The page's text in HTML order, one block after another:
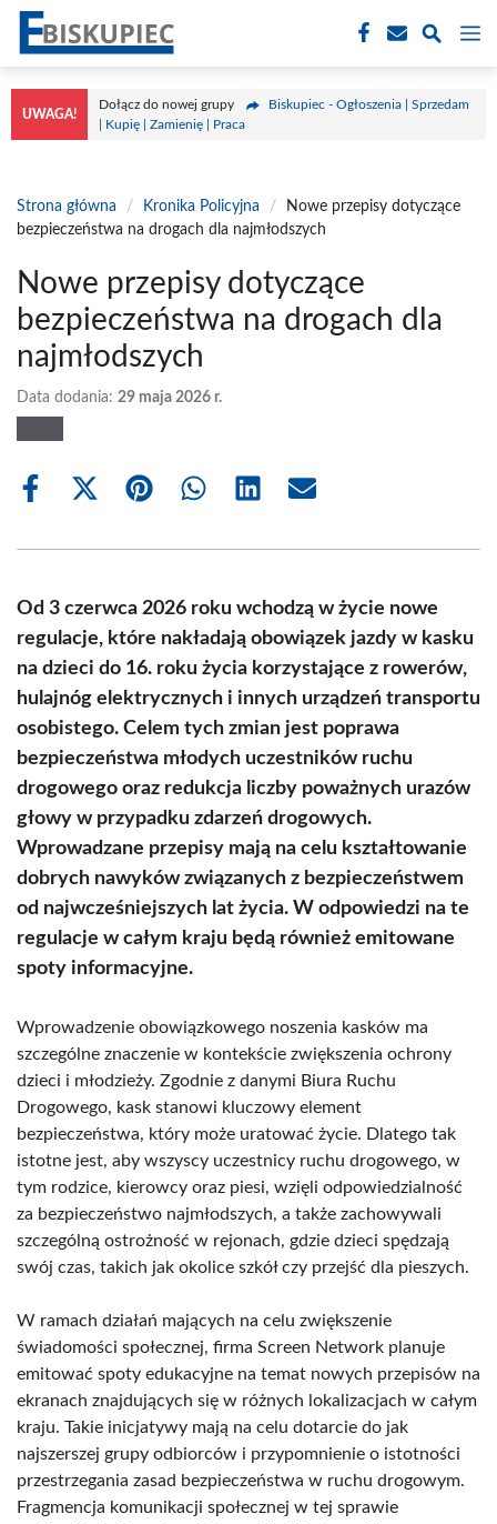
Przejdź
treści
UWAGA!
Dołącz do nowej grupy
Biskupiec - Ogłoszenia | Sprzedam
| Kupię | Zamienię | Praca
Strona główna / Kronika Policyjna /
Nowe przepisy dotyczące
bezpieczeństwa na drogach dla najmłodszych
Nowe przepisy dotyczące
bezpieczeństwa na drogach dla
najmłodszych
Data dodania: 29 maja 2026 r.
Share
Share
(Twitter)
Share Share Share Share
Od 3 czerwca 2026 roku wchodzą w życie nowe
regulacje, które nakładają obowiązek jazdy w kasku
na dzieci do 16. roku życia korzystające z rowerów,
hulajnóg elektrycznych i innych urządzeń transportu
osobistego. Celem tych zmian jest poprawa
bezpieczeństwa młodych uczestników ruchu
drogowego oraz redukcja liczby poważnych urazów
głowy w przypadku zdarzeń drogowych.
Wprowadzane przepisy mają na celu kształtowanie
dobrych nawyków związanych z bezpieczeństwem
od najwcześniejszych lat życia. W odpowiedzi na te
regulacje w całym kraju będą również emitowane
spoty informacyjne.
Wprowadzenie obowiązkowego noszenia kasków ma
szczególne znaczenie w kontekście zwiększenia ochrony
dzieci i młodzieży. Zgodnie z danymi Biura Ruchu
Drogowego, kask stanowi kluczowy element
bezpieczeństwa, który może uratować życie. Dlatego tak
istotne jest, aby wszyscy uczestnicy ruchu drogowego, w
tym rodzice, kierowcy oraz piesi, wzięli odpowiedzialność
za bezpieczeństwo najmłodszych, a także zachowywali
szczególną ostrożność w rejonach, gdzie dzieci spędzają
swój czas, takich jak okolice szkół czy przejść dla pieszych.
W ramach działań mających na celu zwiększenie
świadomości społecznej, firma Screen Network planuje
emitować spoty edukacyjne na temat nowych przepisów na
ekranach znajdujących się w różnych lokalizacjach w całym
kraju. Takie inicjatywy mają na celu dotarcie do jak
najszerszej grupy odbiorców i przypomnienie o istotności
przestrzegania zasad bezpieczeństwa w ruchu drogowym.
Fragmencja komunikacji społecznej w tej sprawie